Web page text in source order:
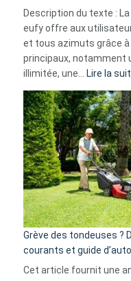
Description du texte :
eufy offre aux
et tous azimuts grâce
principaux, notamment
illimitée, une…
Lire la
Grève des tondeuses ?
courants et guide
Cet article fournit une